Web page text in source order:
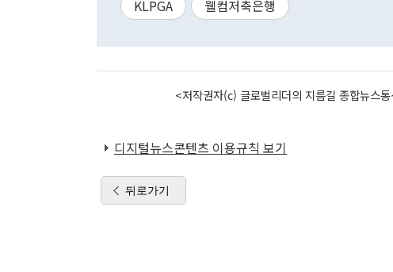
KLPGA 웰컴저축은행
<저작권자(c) 글로벌리더의 지름길 종합뉴스
디지털뉴스콘텐츠 이용규칙 보기
뒤로가기